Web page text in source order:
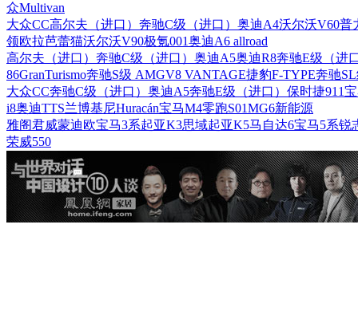
众Multivan
大众CC高尔夫（进口） 奔驰C级（进口） 奥迪A4沃尔沃V60普
领欧拉芭蕾猫沃尔沃V90极氪001奥迪A6 allroad
高尔夫（进口） 奔驰C级（进口） 奥迪A5奥迪R8奔驰E级（进
86GranTurismo奔驰S级 AMGV8 VANTAGE捷豹F-TYPE奔驰
大众CC奔驰C级（进口） 奥迪A5奔驰E级（进口） 保时捷911
i8奥迪TTS兰博基尼Huracán宝马M4零跑S01MG6新能源
雅阁君威蒙迪欧宝马3系起亚K3思域起亚K5马自达6宝马5系锐
荣威550